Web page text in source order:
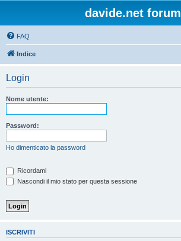
davide.net forum
FAQ
Indice
Login
Nome utente:
Password:
Ho dimenticato la password
Ricordami
Nascondi il mio stato per questa sessione
ISCRIVITI